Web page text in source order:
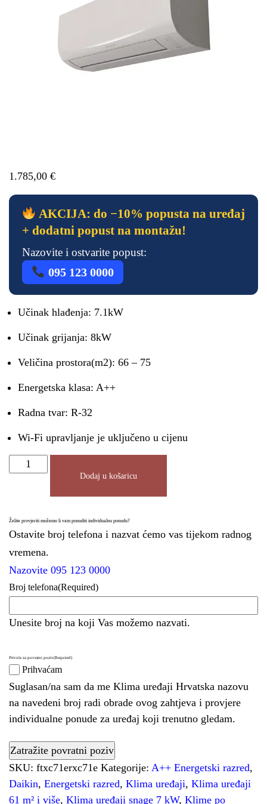
1.785,00 €
AKCIJA: do −10% popusta na uređaj
+ dodatni popust na montažu!
Nazovite i ostvarite popust:
095 123 0000
Učinak hlađenja: 7.1kW
Učinak grijanja: 8kW
Veličina prostora(m2): 66 – 75
Energetska klasa: A++
Radna tvar: R-32
Wi-Fi upravljanje je uključeno u cijenu
Dodaj u košaricu
Želite provjeriti možemo li vam ponuditi individualnu ponudu?
Ostavite broj telefona i nazvat ćemo vas tijekom radnog
vremena.
Nazovite 095 123 0000
Broj telefona(Required)
Unesite broj na koji Vas možemo nazvati.
Privola za povratni poziv(Required)
Prihvaćam
Suglasan/na sam da me Klima uređaji Hrvatska nazovu
na navedeni broj radi obrade ovog zahtjeva i provjere
individualne ponude za uređaj koji trenutno gledam.
SKU: ftxc71erxc71e Kategorije: A++ Energetski razred,
Daikin, Energetski razred, Klima uređaji, Klima uređaji
61 m² i više, Klima uređaji snage 7 kW, Klime po